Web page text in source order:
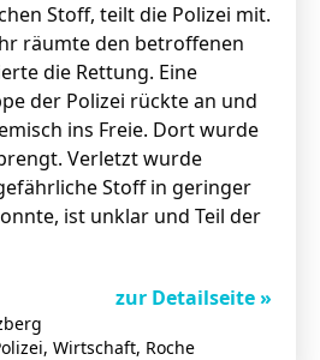
Stoff, teilt die Polizei mit.
räumte den betroffenen
die Rettung. Eine
der Polizei rückte an und
ins Freie. Dort wurde
Verletzt wurde
Stoff in geringer
ist unklar und Teil der
zur Detailseite »
Wirtschaft, Roche